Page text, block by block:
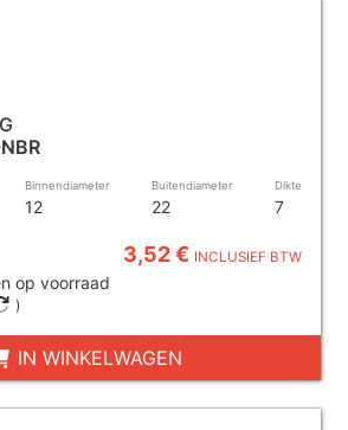
Binnendiameter
12
Buitendiameter
22
Dikte
7
3,52 € INCLUSIEF BTW
op voorraad
)
IN WINKELWAGEN